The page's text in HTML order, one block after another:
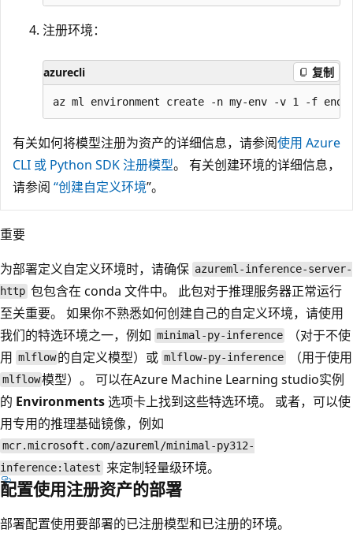
注册环境：
azurecli 复制
有关如何将模型注册为资产的详细信息，请参阅使用 Azure
CLI 或 Python SDK 注册模型。 有关创建环境的详细信息，
请参阅 “创建自定义环境”。
重要
为部署定义自定义环境时，请确保 azureml-inference-server-
http 包包含在 conda 文件中。 此包对于推理服务器正常运行
至关重要。 如果你不熟悉如何创建自己的自定义环境，请使用
我们的特选环境之一，例如 minimal-py-inference
（对于不使
用 mlflow 的自定义模型）或 mlflow-py-inference （用于使用
mlflow模型）。 可以在Azure Machine Learning studio实例
的 Environments选项卡上找到这些特选环境。 或者，可以使
用专用的推理基础镜像，例如
mcr.microsoft.com/azureml/minimal-py312-
inference:latest 来定制轻量级环境。
配置使用注册资产的部署
部署配置使用要部署的已注册模型和已注册的环境。